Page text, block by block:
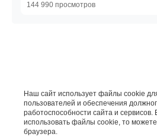
144 990 просмотров
Наш сайт использует файлы cookie
пользователей и обеспечения
работоспособности сайта и сервисов.
использовать файлы cookie, то
браузера.